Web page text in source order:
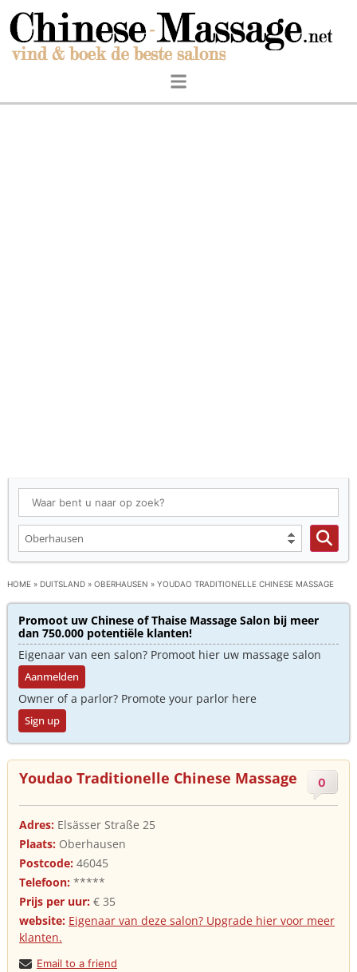
HOME » DUITSLAND » OBERHAUSEN » YOUDAO TRADITIONELLE CHINESE MASSAGE
Promoot uw Chinese of Thaise Massage Salon bij meer
dan 750.000 potentiële klanten!
Eigenaar van een salon? Promoot hier uw massage salon
Aanmelden
Owner of a parlor? Promote your parlor here
Sign up
Youdao Traditionelle Chinese Massage 0
Adres: Elsässer Straße 25
Plaats: Oberhausen
Postcode: 46045
Telefoon: *****
Prijs per uur: € 35
website: Eigenaar van deze salon? Upgrade hier voor meer
klanten.
Email to a friend